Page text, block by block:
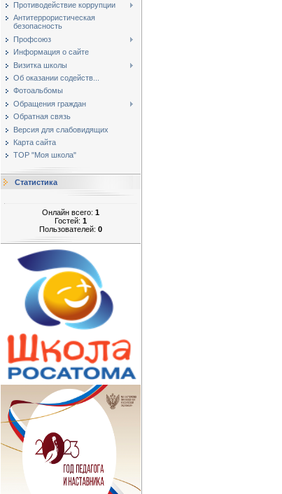
Противодействие коррупции
Антитеррористическая
безопасность
Профсоюз
Информация о сайте
Визитка школы
Об оказании содейств...
Фотоальбомы
Обращения граждан
Обратная связь
Версия для слабовидящих
Карта сайта
ТОР "Моя школа"
Статистика
Онлайн всего: 1
Гостей: 1
Пользователей: 0